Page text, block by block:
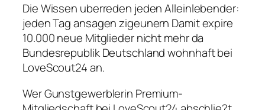
Die Wissen uberreden jeden Alleinlebender:
jeden Tag ansagen zigeunern Damit expire
10.000 neue Mitglieder nicht mehr da
Bundesrepublik Deutschland wohnhaft bei
LoveScout24 an.
Wer Gunstgewerblerin Premium-